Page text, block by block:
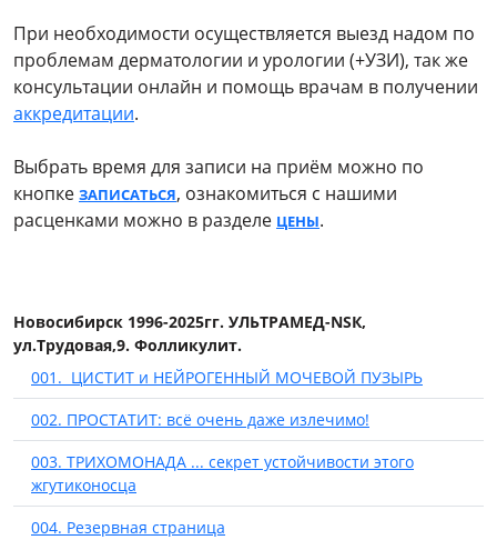
При необходимости осуществляется выезд надом по
проблемам дерматологии и урологии (+УЗИ), так же
консультации онлайн и помощь врачам в получении
аккредитации.
Выбрать время для записи на приём можно по
кнопке ЗАПИСАТЬСЯ, ознакомиться с нашими
расценками можно в разделе ЦЕНЫ.
Новосибирск 1996-2025гг. УЛЬТРАМЕД-NSК,
ул.Трудовая,9. Фолликулит.
001. ЦИСТИТ и НЕЙРОГЕННЫЙ МОЧЕВОЙ ПУЗЫРЬ
002. ПРОСТАТИТ: всё очень даже излечимо!
003. ТРИХОМОНАДА ... секрет устойчивости этого
жгутиконосца
004. Резервная страница